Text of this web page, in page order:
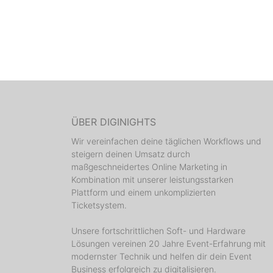
ÜBER DIGINIGHTS
Wir vereinfachen deine täglichen Workflows und
steigern deinen Umsatz durch
maßgeschneidertes Online Marketing in
Kombination mit unserer leistungsstarken
Plattform und einem unkomplizierten
Ticketsystem.
Unsere fortschrittlichen Soft- und Hardware
Lösungen vereinen 20 Jahre Event-Erfahrung mit
modernster Technik und helfen dir dein Event
Business erfolgreich zu digitalisieren.